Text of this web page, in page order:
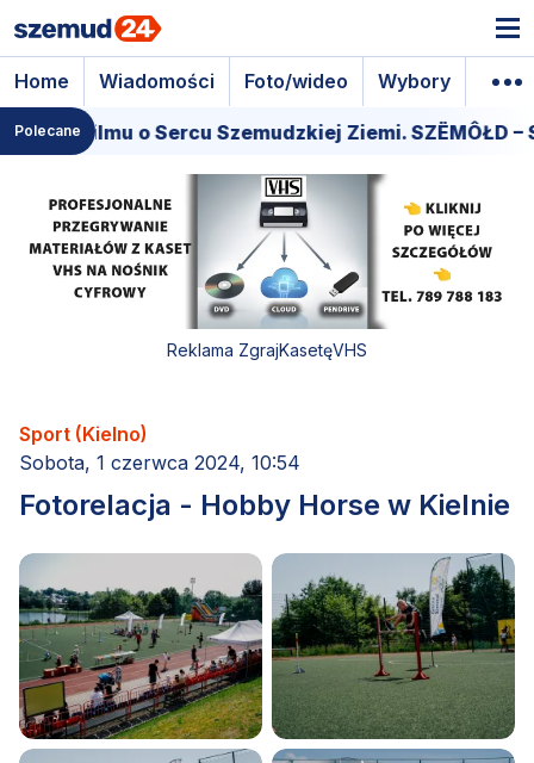
Home Wiadomości Foto/wideo Wybory
Polecane
o Sercu Szemudzkiej Ziemi. SZËMÔŁD – SERCE
Reklama ZgrajKasetęVHS
Sport (Kielno)
Sobota, 1 czerwca 2024, 10:54
Fotorelacja - Hobby Horse w Kielnie